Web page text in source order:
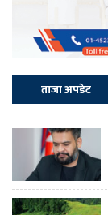
ताजा अपडेट